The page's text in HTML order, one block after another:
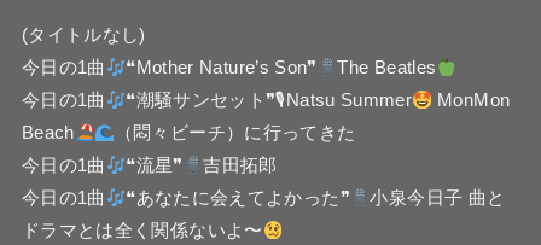
(タイトルなし)
今日の1曲
❝Mother Nature’s Son❞
The Beatles
今日の1曲
❝潮騒サンセット❞🎙Natsu Summer
MonMon
Beach
（悶々ビーチ）に行ってきた
今日の1曲
❝流星❞
吉田拓郎
今日の1曲
❝あなたに会えてよかった❞
小泉今日子 曲と
ドラマとは全く関係ないよ〜